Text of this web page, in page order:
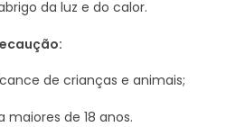
da luz e do calor.
de crianças e animais;
maiores de 18 anos.